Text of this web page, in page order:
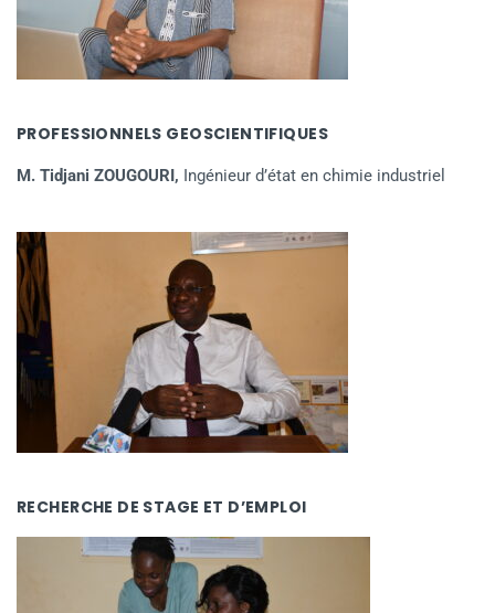
PROFESSIONNELS GEOSCIENTIFIQUES
M. Tidjani ZOUGOURI, Ingénieur d’état en chimie industriel
RECHERCHE DE STAGE ET D’EMPLOI